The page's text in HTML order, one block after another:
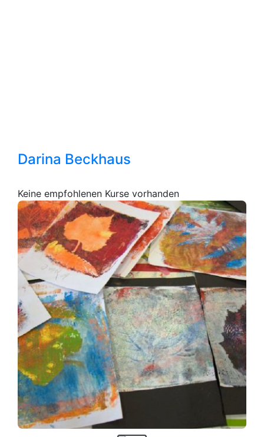
Darina Beckhaus
Keine empfohlenen Kurse vorhanden